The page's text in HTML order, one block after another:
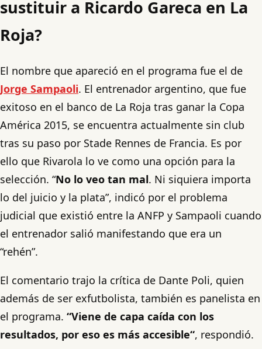
sustituir a Ricardo Gareca en La
Roja?
El nombre que apareció en el programa fue el de
Jorge Sampaoli. El entrenador argentino, que fue
exitoso en el banco de La Roja tras ganar la Copa
América 2015, se encuentra actualmente sin club
tras su paso por Stade Rennes de Francia. Es por
ello que Rivarola lo ve como una opción para la
selección. “No lo veo tan mal. Ni siquiera importa
lo del juicio y la plata”, indicó por el problema
judicial que existió entre la ANFP y Sampaoli cuando
el entrenador salió manifestando que era un
“rehén”.
El comentario trajo la crítica de Dante Poli, quien
además de ser exfutbolista, también es panelista en
el programa. “Viene de capa caída con los
resultados, por eso es más accesible“, respondió.